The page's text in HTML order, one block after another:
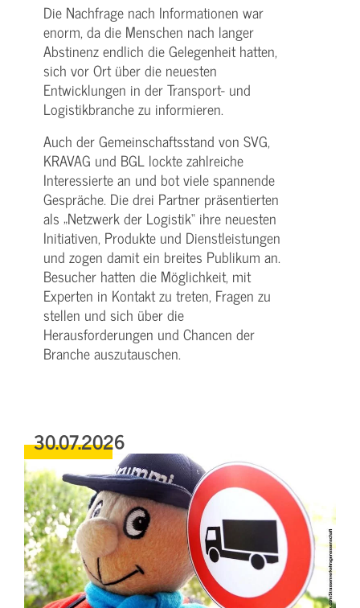
Die Nachfrage nach Informationen war
enorm, da die Menschen nach langer
Abstinenz endlich die Gelegenheit hatten,
sich vor Ort über die neuesten
Entwicklungen in der Transport- und
Logistikbranche zu informieren.
Auch der Gemeinschaftsstand von SVG,
KRAVAG und BGL lockte zahlreiche
Interessierte an und bot viele spannende
Gespräche. Die drei Partner präsentierten
als „Netzwerk der Logistik“ ihre neuesten
Initiativen, Produkte und Dienstleistungen
und zogen damit ein breites Publikum an.
Besucher hatten die Möglichkeit, mit
Experten in Kontakt zu treten, Fragen zu
stellen und sich über die
Herausforderungen und Chancen der
Branche auszutauschen.
30.07.2026